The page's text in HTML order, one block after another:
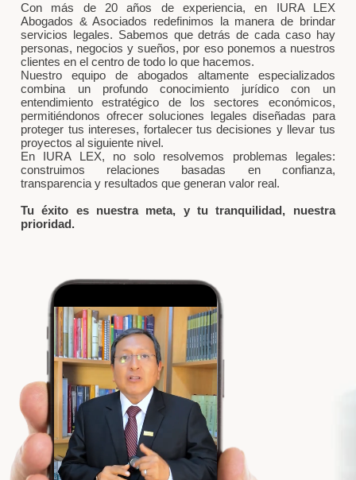
Con más de 20 años de experiencia, en IURA LEX
Abogados & Asociados redefinimos la manera de brindar
servicios legales. Sabemos que detrás de cada caso hay
personas, negocios y sueños, por eso ponemos a nuestros
clientes en el centro de todo lo que hacemos.
Nuestro equipo de abogados altamente especializados
combina un profundo conocimiento jurídico con un
entendimiento estratégico de los sectores económicos,
permitiéndonos ofrecer soluciones legales diseñadas para
proteger tus intereses, fortalecer tus decisiones y llevar tus
proyectos al siguiente nivel.
En IURA LEX, no solo resolvemos problemas legales:
construimos relaciones basadas en confianza,
transparencia y resultados que generan valor real.
Tu éxito es nuestra meta, y tu tranquilidad, nuestra
prioridad.